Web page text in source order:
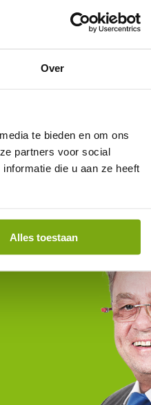
Over
te bieden en om ons
partners voor social
die u aan ze heeft
Alles toestaan